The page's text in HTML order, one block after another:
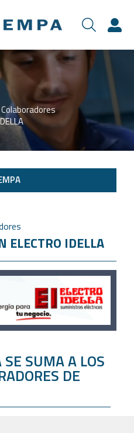
ELECTRO IDELLA
SE SUMA A LOS
DE